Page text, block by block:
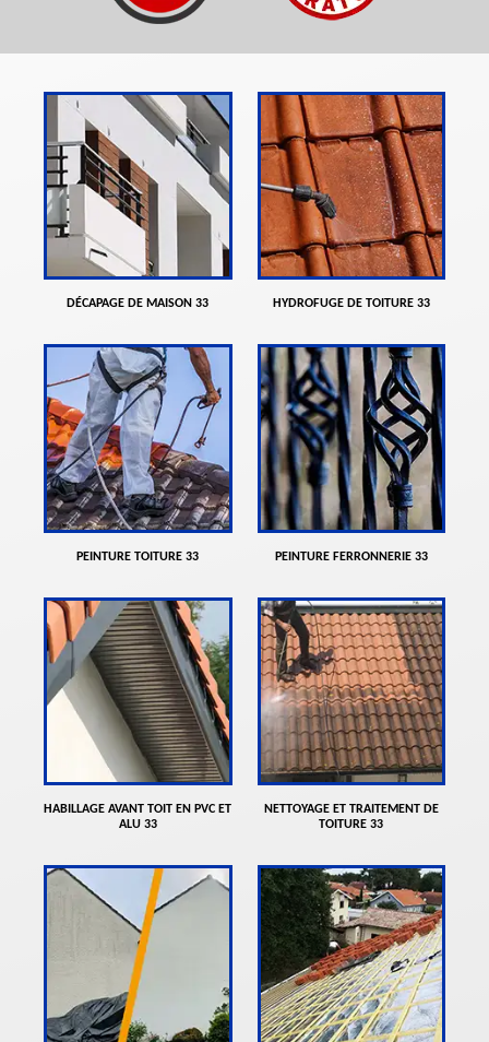
DÉCAPAGE DE MAISON 33 HYDROFUGE DE TOITURE 33
PEINTURE TOITURE 33 PEINTURE FERRONNERIE 33
HABILLAGE AVANT TOIT EN PVC ET
ALU 33
NETTOYAGE ET TRAITEMENT DE
TOITURE 33